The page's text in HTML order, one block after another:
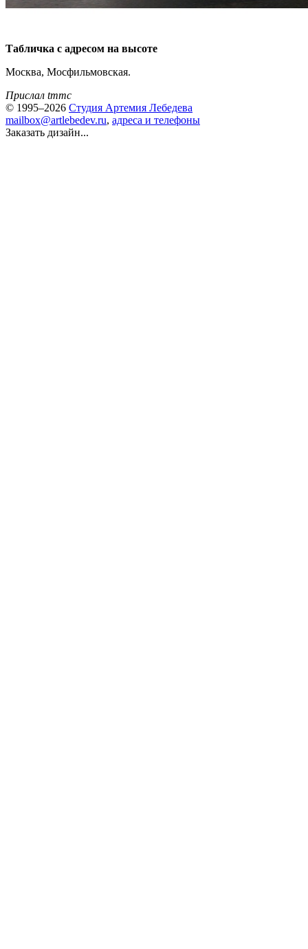
Табличка с адресом на высоте
Москва, Мосфильмовская.
Прислал tmmc
© 1995–2026 Студия Артемия Лебедева
mailbox@artlebedev.ru, адреса и телефоны
Заказать дизайн...